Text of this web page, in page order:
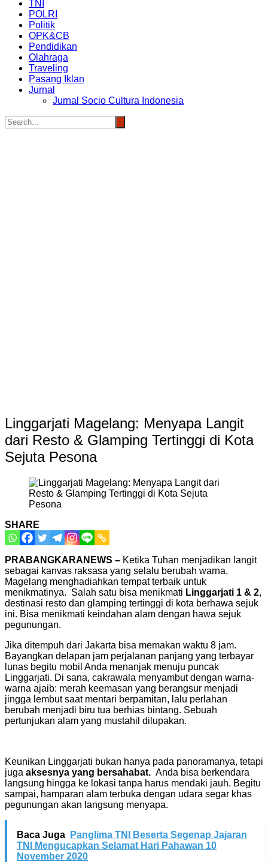
TNI
POLRI
Politik
OPK&CB
Pendidikan
Olahraga
Traveling
Pasang Iklan
Jurnal
Jurnal Socio Cultura Indonesia
Linggarjati Magelang: Menyapa Langit
dari Resto & Glamping Tertinggi di Kota
Sejuta Pesona
SHARE
PRABANGKARANEWS – Ketika Tuhan menjadikan langit
sebagai kanvas raksasa yang selalu berubah warna,
Magelang menghadiahkan tempat terbaik untuk
menikmatinya. Salah satu bisa menikmati Linggarjati 1 & 2,
destinasi resto dan glamping tertinggi di kota berhawa sejuk
ini. Bisa menikmati keindahan alam dengan hawa sejuk
pegunungan.
Jika ditempuh dari Jakarta bisa memakan waktu 8 jam.
Bayangkan delapan jam perjalanan panjang yang terbayar
lunas begitu mobil Anda menanjak menuju puncak
Linggarjati. Di sana, cakrawala menyambut dengan warna-
warna ajaib: merah keemasan yang berangsur menjadi
jingga lembut saat mentari berpamitan, lalu perlahan
berubah menjadi biru tua berhias bintang. Sebuah
pertunjukan alam yang mustahil dilupakan.
Keunikan Linggarjati bukan hanya pada panoramanya, tetapi
juga aksesnya yang bersahabat. Anda bisa berkendara
langsung hingga ke lokasi tanpa harus mendaki jauh. Begitu
sampai, hamparan alam terbuka dengan udara segar khas
pegunungan akan langsung menyapa.
Baca Juga
Panglima TNI Beserta Segenap Jajaran
TNI Mengucapkan Selamat Hari Pahawan 10
November 2020